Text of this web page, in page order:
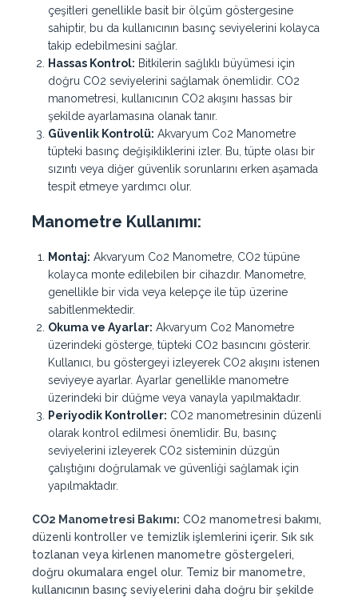
çeşitleri genellikle basit bir ölçüm göstergesine
sahiptir, bu da kullanıcının basınç seviyelerini kolayca
takip edebilmesini sağlar.
Hassas Kontrol: Bitkilerin sağlıklı büyümesi için
doğru CO2 seviyelerini sağlamak önemlidir. CO2
manometresi, kullanıcının CO2 akışını hassas bir
şekilde ayarlamasına olanak tanır.
Güvenlik Kontrolü: Akvaryum Co2 Manometre
tüpteki basınç değişikliklerini izler. Bu, tüpte olası bir
sızıntı veya diğer güvenlik sorunlarını erken aşamada
tespit etmeye yardımcı olur.
Manometre Kullanımı:
Montaj: Akvaryum Co2 Manometre, CO2 tüpüne
kolayca monte edilebilen bir cihazdır. Manometre,
genellikle bir vida veya kelepçe ile tüp üzerine
sabitlenmektedir.
Okuma ve Ayarlar: Akvaryum Co2 Manometre
üzerindeki gösterge, tüpteki CO2 basıncını gösterir.
Kullanıcı, bu göstergeyi izleyerek CO2 akışını istenen
seviyeye ayarlar. Ayarlar genellikle manometre
üzerindeki bir düğme veya vanayla yapılmaktadır.
Periyodik Kontroller: CO2 manometresinin düzenli
olarak kontrol edilmesi önemlidir. Bu, basınç
seviyelerini izleyerek CO2 sisteminin düzgün
çalıştığını doğrulamak ve güvenliği sağlamak için
yapılmaktadır.
CO2 Manometresi Bakımı: CO2 manometresi bakımı,
düzenli kontroller ve temizlik işlemlerini içerir. Sık sık
tozlanan veya kirlenen manometre göstergeleri,
doğru okumalara engel olur. Temiz bir manometre,
kullanıcının basınç seviyelerini daha doğru bir şekilde